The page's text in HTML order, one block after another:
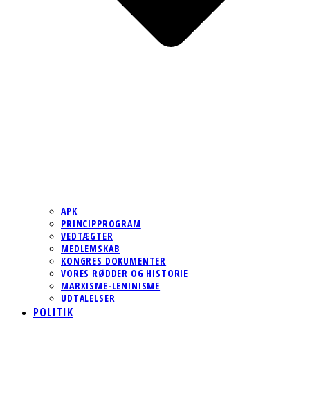
APK
PRINCIPPROGRAM
VEDTÆGTER
MEDLEMSKAB
KONGRES DOKUMENTER
VORES RØDDER OG HISTORIE
MARXISME-LENINISME
UDTALELSER
POLITIK